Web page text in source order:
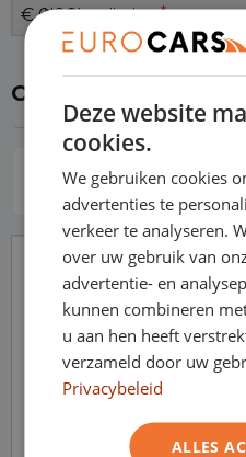
Uw Maandbedrag *
Overig
Inruilen
Ik wil een
Opmerkingen
Deze website
cookies.
We gebruiken cookies
advertenties te
verkeer te analyseren.
over uw gebruik van
advertentie- en
kunnen combineren
u aan hen heeft
verzameld door uw
Privacybeleid
ALLES